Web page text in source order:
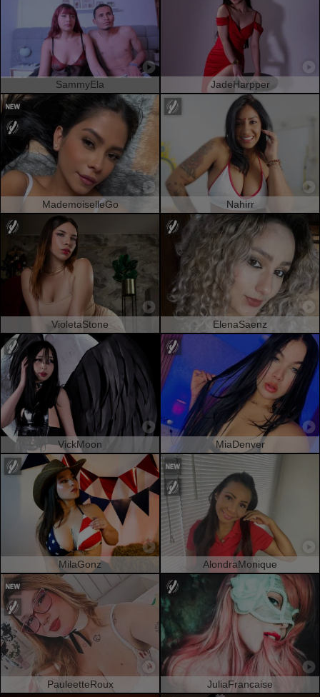
SammyEla JadeHarpper
MademoiselleGo Nahirr
VioletaStone ElenaSaenz
VickMoon MiaDenver
MilaGonz AlondraMonique
PauleetteRoux JuliaFrancaise